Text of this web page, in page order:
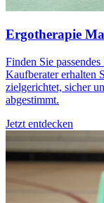
Ergotherapie
Finden Sie
Kaufberater erhalten
zielgerichtet, sicher
abgestimmt.
Jetzt entdecken